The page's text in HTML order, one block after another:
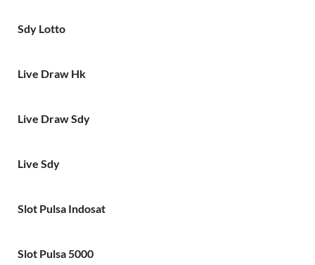
Sdy Lotto
Live Draw Hk
Live Draw Sdy
Live Sdy
Slot Pulsa Indosat
Slot Pulsa 5000